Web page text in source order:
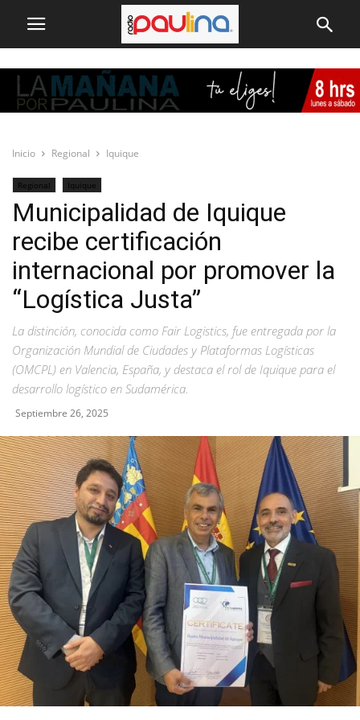
Inicio Regional Iquique
Regional Iquique
Municipalidad de Iquique
recibe certificación
internacional por promover la
“Logística Justa”
La distinción, conocida como Fair Logistics, fue entregada por la
Organización Mundial de Ciudades y Plataformas Logísticas
(OMCPL) en Valencia, España, y destaca el rol de Iquique para el
desarrollo logístico en Sudamérica.
Septiembre 26, 2025